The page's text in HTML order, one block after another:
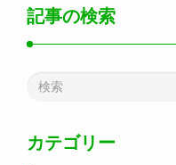
記事の検索
カテゴリー